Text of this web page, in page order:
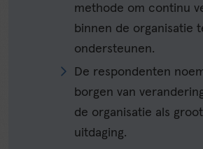
methode om continu
binnen de organisatie
ondersteunen.
De respondenten
borgen van
de organisatie als
uitdaging.